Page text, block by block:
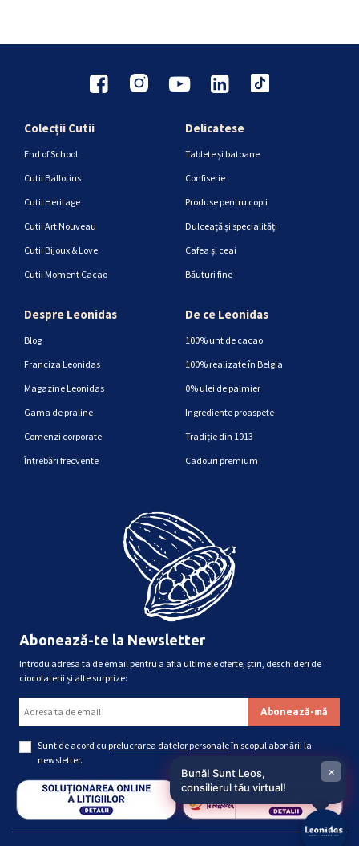
Colecții Cutii
End of School
Cutii Ballotins
Cutii Heritage
Cutii Art Nouveau
Cutii Bijoux & Love
Cutii Moment Cacao
Delicatese
Tablete și batoane
Confiserie
Produse pentru copii
Dulceață și specialități
Cafea și ceai
Băuturi fine
Despre Leonidas
Blog
Franciza Leonidas
Magazine Leonidas
Gama de praline
Comenzi corporate
Întrebări frecvente
De ce Leonidas
100% unt de cacao
100% realizate în Belgia
0% ulei de palmier
Ingrediente proaspete
Tradiție din 1913
Cadouri premium
Abonează-te la Newsletter
Introdu adresa ta de email pentru a afla ultimele oferte, știri, deschideri de
ciocolaterii și alte surprize:
Sunt de acord cu prelucrarea datelor personaleîn scopul abonării la
newsletter.
Bună! Sunt Leos,
consilierul tău virtual!
×